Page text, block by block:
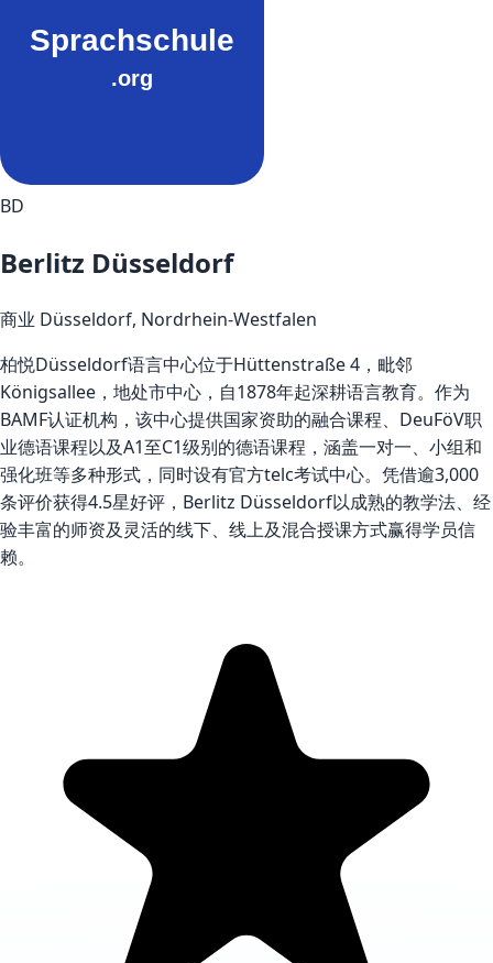
BD
Berlitz Düsseldorf
商业 Düsseldorf, Nordrhein-Westfalen
柏悦Düsseldorf语言中心位于Hüttenstraße 4，毗邻
Königsallee，地处市中心，自1878年起深耕语言教育。作为
BAMF认证机构，该中心提供国家资助的融合课程、DeuFöV职
业德语课程以及A1至C1级别的德语课程，涵盖一对一、小组和
强化班等多种形式，同时设有官方telc考试中心。凭借逾3,000
条评价获得4.5星好评，Berlitz Düsseldorf以成熟的教学法、经
验丰富的师资及灵活的线下、线上及混合授课方式赢得学员信
赖。